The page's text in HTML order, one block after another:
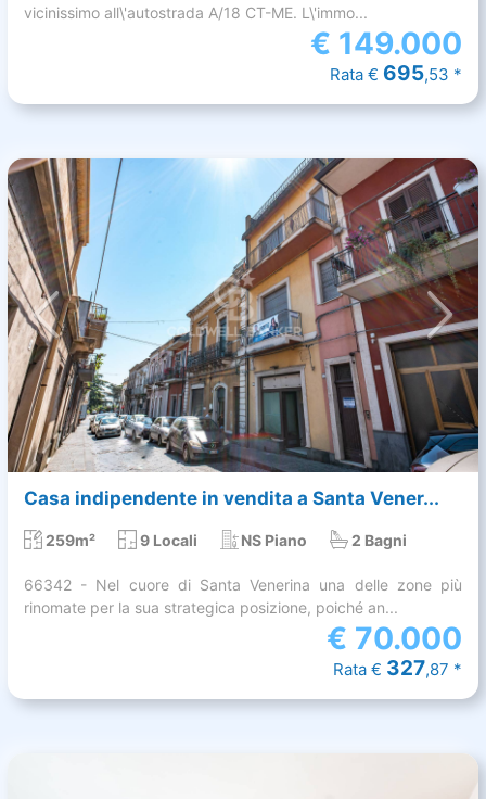
vicinissimo all\'autostrada A/18 CT-ME. L\'immo...
€ 149.000
Rata € 695,53 *
Casa indipendente in vendita a Santa Vener...
259m² 9 Locali NS Piano 2 Bagni
66342 - Nel cuore di Santa Venerina una delle zone più
rinomate per la sua strategica posizione, poiché an...
€ 70.000
Rata € 327,87 *